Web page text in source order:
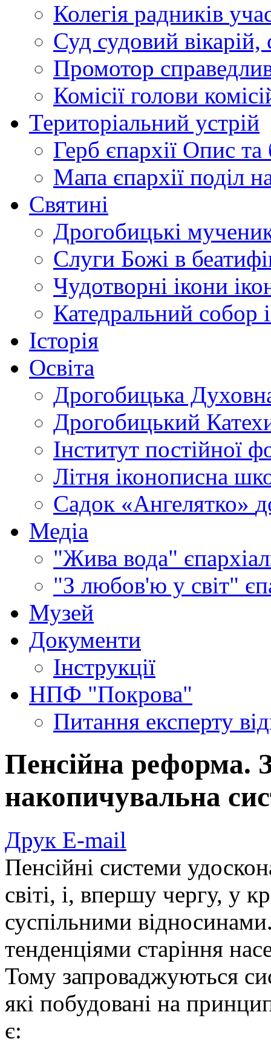
Колегія радників
Суд судовий вікарій,
Промотор
Комісії голови
Територіальний устрій
Герб єпархії Опис та
Мапа єпархії поділ
Святині
Дрогобицькі
Слуги Божі в
Чудотворні ікони
Катедральний собор
Історія
Освіта
Дрогобицька
Дрогобицький
Інститут постійної
Літня іконописна
Садок «Ангелятко»
Медіа
"Жива вода"
"З любов'ю у світ"
Музей
Документи
Інструкції
НПФ "Покрова"
Питання експерту
Пенсійна реформа.
накопичувальна
Друк E-mail
Пенсійні системи
світі, і, впершу чергу, у
суспільними
тенденціями старіння
Тому запроваджуються
які побудовані на
є: